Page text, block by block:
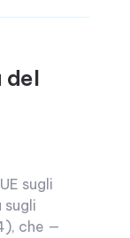
del
sugli
sugli
che —